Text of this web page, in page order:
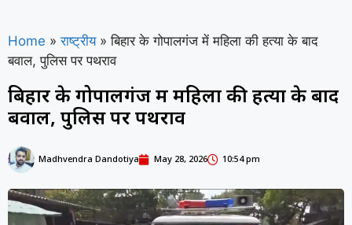
Home » राष्ट्रीय » बिहार के गोपालगंज में महिला की हत्या के बाद
बवाल, पुलिस पर पथराव
बिहार के गोपालगंज में महिला की हत्या के बाद
बवाल, पुलिस पर पथराव
Madhvendra Dandotiya May 28, 2026 10:54 pm